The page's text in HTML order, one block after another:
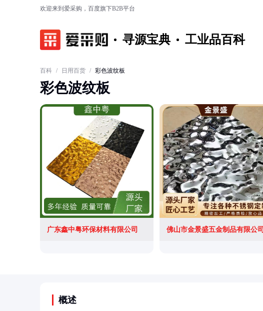
欢迎来到爱采购，百度旗下B2B平台
寻源宝典 工业品百科
百科 / 日用百货 / 彩色波纹板
彩色波纹板
广东鑫中粤环保材料有限公司 佛山市金景盛五金制品有限公司
概述